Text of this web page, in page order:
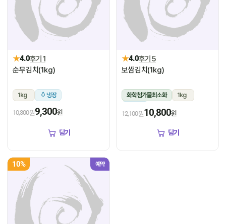
★4.0후기 1
순무김치(1kg)
1kg 냉장
10,300원9,300원
담기
★4.0후기 5
보쌈김치(1kg)
화학첨가물최소화
1kg
12,100원10,800원
담기
10% 예약